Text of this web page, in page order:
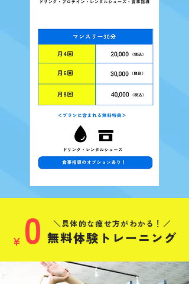
¥ 0 ＼具体的な痩せ方がわかる！／
無料体験トレーニング